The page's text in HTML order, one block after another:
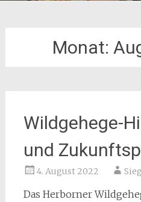
Monat:
Wildgehege-
und
4. August 2022
Das Herborner